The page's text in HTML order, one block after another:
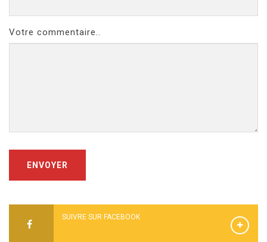
Votre commentaire..
ENVOYER
SUIVRE SUR FACEBOOK